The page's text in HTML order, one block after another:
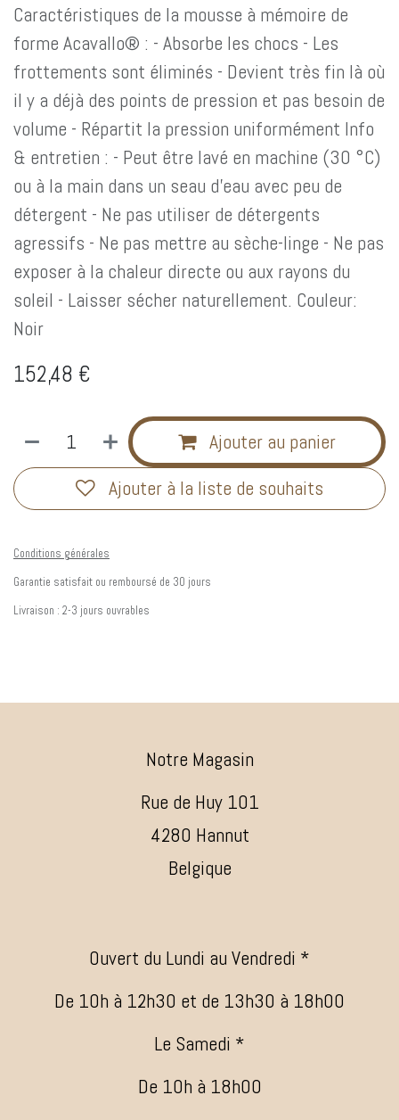
Caractéristiques de la mousse à mémoire de
forme Acavallo® : - Absorbe les chocs - Les
frottements sont éliminés - Devient très fin là où
il y a déjà des points de pression et pas besoin de
volume - Répartit la pression uniformément Info
& entretien : - Peut être lavé en machine (30 °C)
ou à la main dans un seau d'eau avec peu de
détergent - Ne pas utiliser de détergents
agressifs - Ne pas mettre au sèche-linge - Ne pas
exposer à la chaleur directe ou aux rayons du
soleil - Laisser sécher naturellement. Couleur:
Noir
152,48 €
Ajouter au panier
Ajouter à la liste de souhaits
Conditions générales
Garantie satisfait ou remboursé de 30 jours
Livraison : 2-3 jours ouvrables
Notre Magasin
Rue de Huy 101
4280 Hannut
Belgique
Ouvert du Lundi au Vendredi *
De 10h à 12h30 et de 13h30 à 18h00
Le Samedi *
De 10h à 18h00